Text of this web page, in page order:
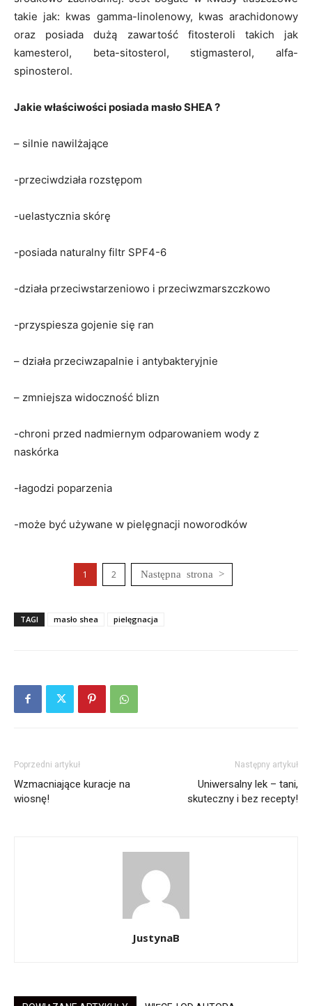
takie jak: kwas gamma-linolenowy, kwas arachidonowy
oraz posiada dużą zawartość fitosteroli takich jak
kamesterol, beta-sitosterol, stigmasterol, alfa-
spinosterol.
Jakie właściwości posiada masło SHEA ?
– silnie nawilżające
-przeciwdziała rozstępom
-uelastycznia skórę
-posiada naturalny filtr SPF4-6
-działa przeciwstarzeniowo i przeciwzmarszczkowo
-przyspiesza gojenie się ran
– działa przeciwzapalnie i antybakteryjnie
– zmniejsza widoczność blizn
-chroni przed nadmiernym odparowaniem wody z
naskórka
-łagodzi poparzenia
-może być używane w pielęgnacji noworodków
1 2
TAGI masło shea pielęgnacja
Poprzedni artykuł
Wzmacniające kuracje na
wiosnę!
Następny artykuł
Uniwersalny lek – tani,
skuteczny i bez recepty!
JustynaB